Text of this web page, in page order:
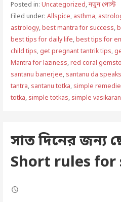
Posted in: Uncategorized,নতুন পোস্ট
Filed under: Allspice, asthma,
astrology,best mantra for success,
best tips for daily life,best tips for
child tips, get pregnant tantrik tips,
Mantra for laziness,red coral
santanu banerjee, santanu da speaks
tantra, santanu totka, simple
totka, simple totkas, simple vasikaran
সাত দিনের জন্য
Short rules for